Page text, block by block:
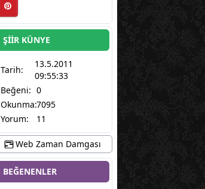
ŞİİR KÜNYE
Tarih:
13.5.2011
09:55:33
Beğeni: 0
Okunma:7095
Yorum:
11
Web Zaman Damgası
BEĞENENLER